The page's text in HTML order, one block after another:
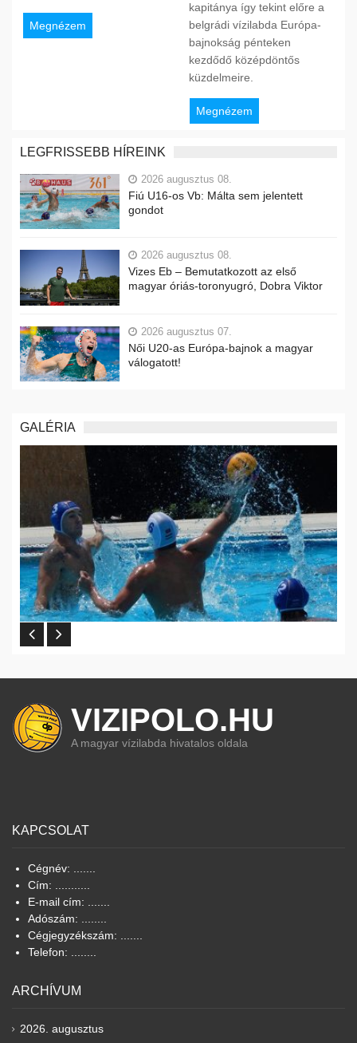
Megnézem
kapitánya így tekint előre a
belgrádi vízilabda Európa-
bajnokság pénteken
kezdődő középdöntős
küzdelmeire.
Megnézem
LEGFRISSEBB HÍREINK
2026 augusztus 08.
Fiú U16-os Vb: Málta sem jelentett
gondot
2026 augusztus 08.
Vizes Eb – Bemutatkozott az első
magyar óriás-toronyugró, Dobra Viktor
2026 augusztus 07.
Női U20-as Európa-bajnok a magyar
válogatott!
GALÉRIA
VIZIPOLO.HU
A magyar vízilabda hivatalos oldala
KAPCSOLAT
Cégnév: .......
Cím: ...........
E-mail cím: .......
Adószám: ........
Cégjegyzékszám: .......
Telefon: ........
ARCHÍVUM
2026. augusztus